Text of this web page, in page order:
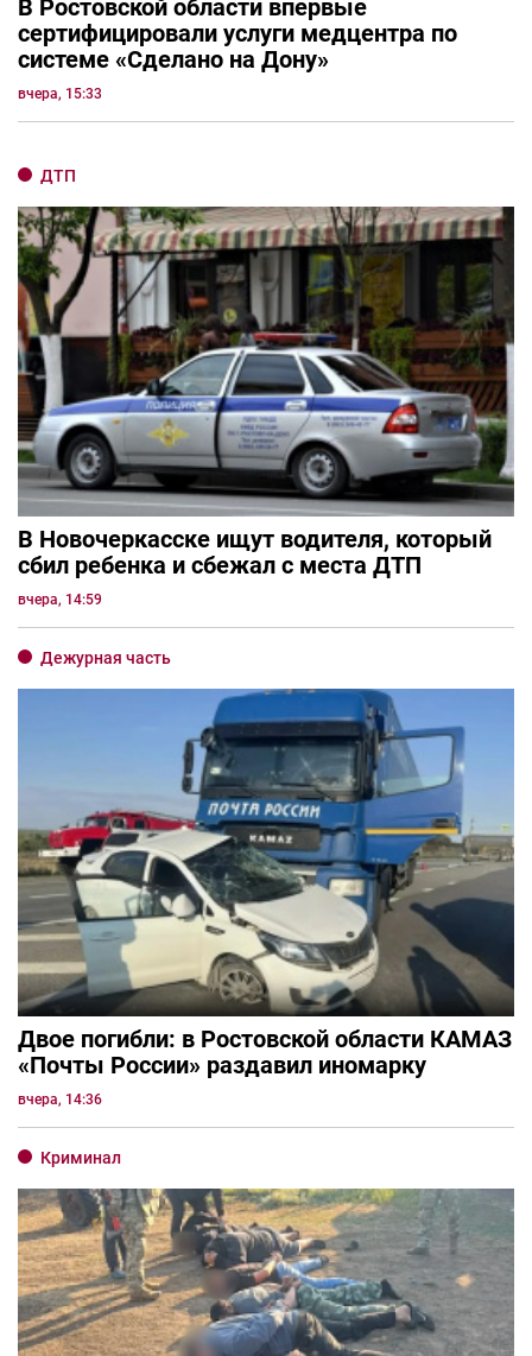
В Ростовской области впервые
сертифицировали услуги медцентра по
системе «Сделано на Дону»
вчера, 15:33
ДТП
В Новочеркасске ищут водителя, который
сбил ребенка и сбежал с места ДТП
вчера, 14:59
Дежурная часть
Двое погибли: в Ростовской области КАМАЗ
«Почты России» раздавил иномарку
вчера, 14:36
Криминал